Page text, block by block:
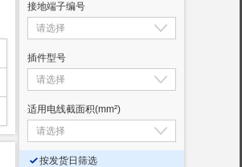
接地端子编号
插件型号
适用电线截面积(mm²)
按发货日筛选